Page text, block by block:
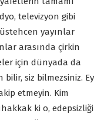
televizyon gibi
yayınlar
arasında çirkin
için dünyada da
siz bilmezsiniz. Ey
etmeyin. Kim
ki o, edepsizliği